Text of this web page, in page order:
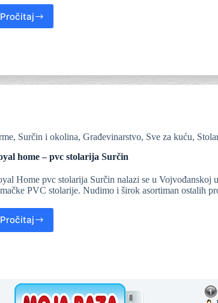
Pročitaj
, Surčin i okolina, Građevinarstvo, Sve za kuću,
home – pvc stolarija Surčin
Home pvc stolarija Surčin nalazi se u
PVC stolarije. Nudimo i širok asortiman ostalih
Pročitaj